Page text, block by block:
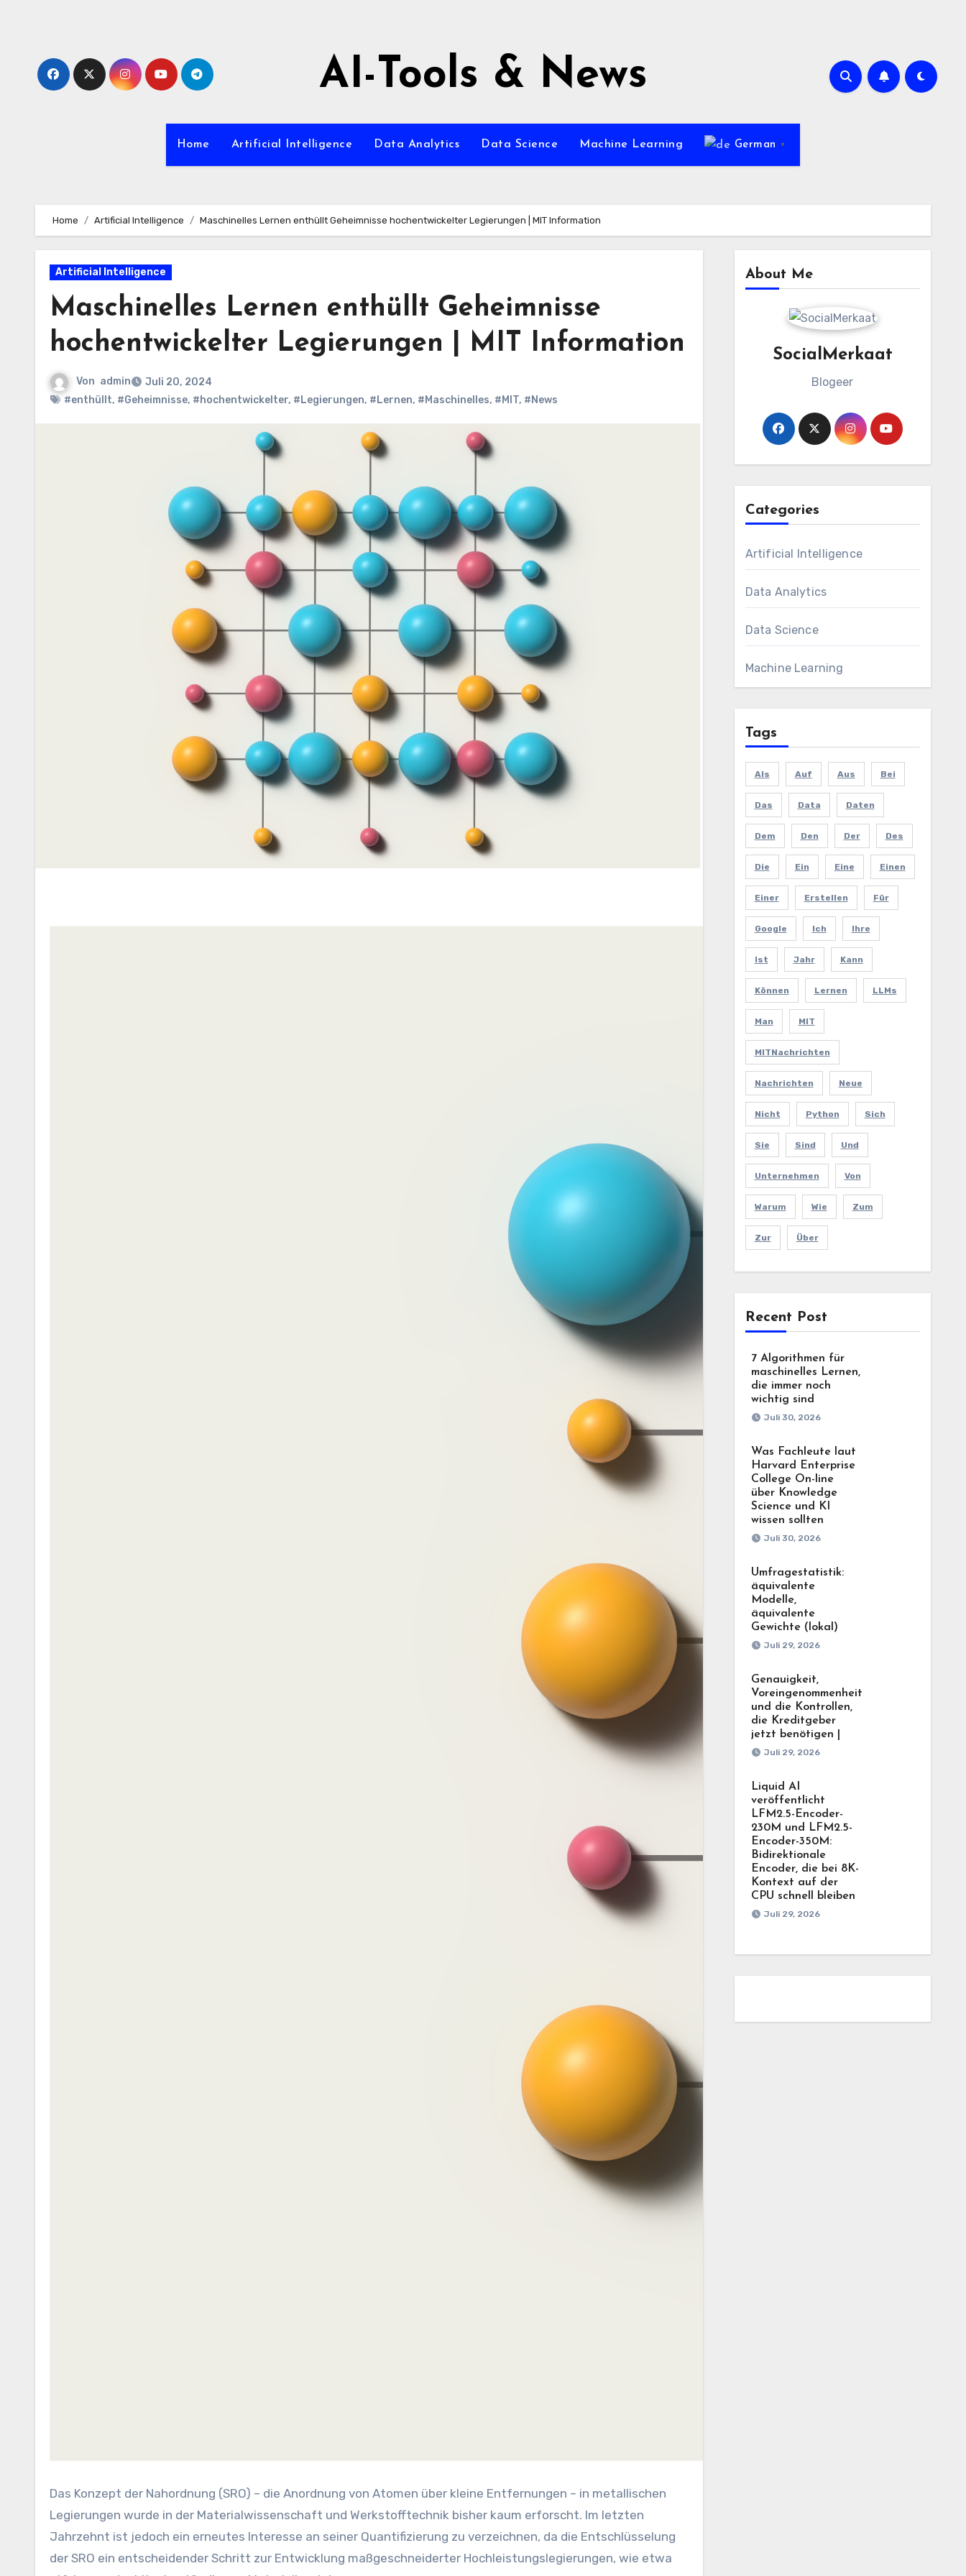
AI-Tools & News
Home Artificial Intelligence Data Analytics Data Science Machine Learning German ▼
Home Artificial Intelligence Maschinelles Lernen enthüllt Geheimnisse hochentwickelter Legierungen | MIT Information
Artificial Intelligence
Maschinelles Lernen enthüllt Geheimnisse
hochentwickelter Legierungen | MIT Information
Von admin
Juli 20, 2024
#enthüllt, #Geheimnisse, #hochentwickelter, #Legierungen, #Lernen, #Maschinelles, #MIT, #News
Das Konzept der Nahordnung (SRO) – die Anordnung von Atomen über kleine Entfernungen – in metallischen
Legierungen wurde in der Materialwissenschaft und Werkstofftechnik bisher kaum erforscht. Im letzten
Jahrzehnt ist jedoch ein erneutes Interesse an seiner Quantifizierung zu verzeichnen, da die Entschlüsselung
der SRO ein entscheidender Schritt zur Entwicklung maßgeschneiderter Hochleistungslegierungen, wie etwa
About Me
SocialMerkaat
Blogeer
Categories
Artificial Intelligence
Data Analytics
Data Science
Machine Learning
Tags
Als Auf Aus Bei
Das Data Daten
Dem Den Der Des
Die Ein Eine Einen
Einer Erstellen Für
Google Ich Ihre
Ist Jahr Kann
Können Lernen LLMs
Man MIT
MITNachrichten
Nachrichten Neue
Nicht Python Sich
Sie Sind Und
Unternehmen Von
Warum Wie Zum
Zur Über
Recent Post
7 Algorithmen für
maschinelles Lernen,
die immer noch
wichtig sind
Juli 30, 2026
Was Fachleute laut
Harvard Enterprise
College On-line
über Knowledge
Science und KI
wissen sollten
Juli 30, 2026
Umfragestatistik:
äquivalente
Modelle,
äquivalente
Gewichte (lokal)
Juli 29, 2026
Genauigkeit,
Voreingenommenheit
und die Kontrollen,
die Kreditgeber
jetzt benötigen |
Juli 29, 2026
Liquid AI
veröffentlicht
LFM2.5-Encoder-
230M und LFM2.5-
Encoder-350M:
Bidirektionale
Encoder, die bei 8K-
Kontext auf der
CPU schnell bleiben
Juli 29, 2026